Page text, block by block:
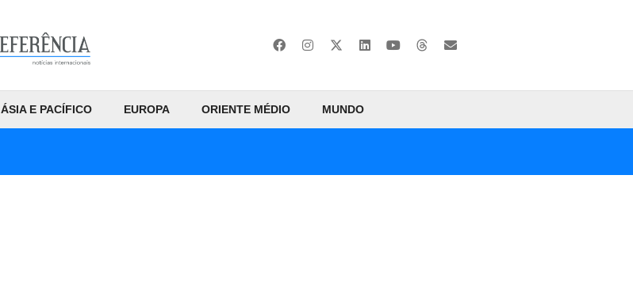
ÁSIA E PACÍFICO EUROPA ORIENTE MÉDIO MUNDO